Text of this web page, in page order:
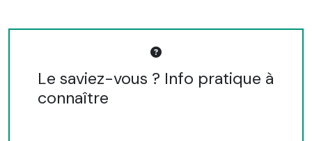
Le saviez-vous ? Info pratique à
connaître